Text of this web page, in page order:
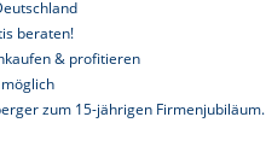
beraten!
& profitieren
zum 15-jährigen Firmenjubiläum.